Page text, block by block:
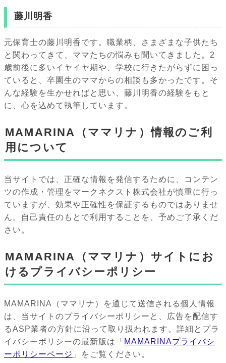
藤川明香
元保育士の藤川明香です。職業柄、さまざまな子供たち
と関わってきて、ママたちの悩みも聞いてきました。2
歳前後に多いイヤイヤ期や、学校に行きたがらずに困っ
ていると、卒園生のママからの相談も多かったです。そ
んな経験を生かせればと思い、藤川明香の経験をもと
に、心を込めて執筆しています。
MAMARINA（ママリナ）情報のご利
用について
当サイトでは、正確な情報を発信するために、コンテン
ツの作成・管理をマークネクスト株式会社が慎重に行っ
ていますが、効果や正確性を保証するものではありませ
ん。自己責任のもとで利用することを、予めご了承くだ
さい。
MAMARINA（ママリナ）サイトにお
けるプライバシーポリシー
MAMARINA（ママリナ）を通じて送信される個人情報
は、当サイトのプライバシーポリシーと、広告を配信す
るASP業者の方針に沿って取り扱われます。詳細とプラ
イバシーポリシーの最新版は「 MAMARINAプライバシ
ーポリシーページ 」をご覧ください。